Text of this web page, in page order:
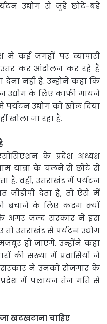
उद्योग से जुड़े छोटे-बड़े
में कई जगहों पर व्यापारी
कर आंदोलन कर रहे हैं
नहीं है. उन्होंने कहा कि
उद्योग के लिए काफी मायने
उद्योग को खोल दिया
खोला जा रहा है.
के प्रदेश अध्यक्ष
यात्रा के चलने से छोटे से
है. वहीं, उत्तराखंड में पर्यटन
जीडीपी देता है, तो ऐसे में
बचाने के लिए कदम क्यों
अगर जल्द सरकार ने इस
उत्तराखंड से पर्यटन उद्योग
हो जाएंगे. उन्होंने कहा
की सख्या में प्रवासियों ने
ने उनको रोजगार के
में पलायन तेज गति से
खटखटाना चाहिए